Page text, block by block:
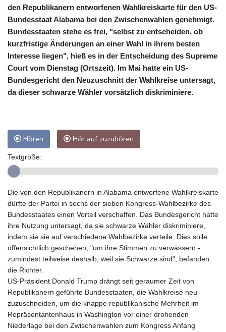
den Republikanern entworfenen Wahlkreiskarte für den US-
Bundesstaat Alabama bei den Zwischenwahlen genehmigt.
Bundesstaaten stehe es frei, "selbst zu entscheiden, ob
kurzfristige Änderungen an einer Wahl in ihrem besten
Interesse liegen", hieß es in der Entscheidung des Supreme
Court vom Dienstag (Ortszeit). Im Mai hatte ein US-
Bundesgericht den Neuzuschnitt der Wahlkreise untersagt,
da dieser schwarze Wähler vorsätzlich diskriminiere.
Hören Hör auf zuzuhören
Textgröße:
Die von den Republikanern in Alabama entworfene Wahlkreiskarte
dürfte der Partei in sechs der sieben Kongress-Wahlbezirke des
Bundesstaates einen Vorteil verschaffen. Das Bundesgericht hatte
ihre Nutzung untersagt, da sie schwarze Wähler diskriminiere,
indem sie sie auf verschiedene Wahlbezirke verteile. Dies solle
offensichtlich geschehen, "um ihre Stimmen zu verwässern -
zumindest teilweise deshalb, weil sie Schwarze sind", befanden
die Richter.
US-Präsident Donald Trump drängt seit geraumer Zeit von
Republikanern geführte Bundesstaaten, die Wahlkreise neu
zuzuschneiden, um die knappe republikanische Mehrheit im
Repräsentantenhaus in Washington vor einer drohenden
Niederlage bei den Zwischenwahlen zum Kongress Anfang